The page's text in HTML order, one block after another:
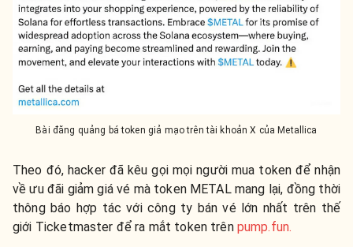
Bài đăng quảng bá token giả mạo trên tài khoản X của Metallica
Theo đó, hacker đã kêu gọi mọi người mua token để nhận
về ưu đãi giảm giá vé mà token METAL mang lại, đồng thời
thông báo hợp tác với công ty bán vé lớn nhất trên thế
giới Ticketmaster để ra mắt token trên pump.fun.